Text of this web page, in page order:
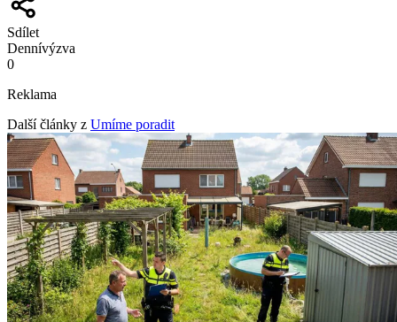
Sdílet
Dennívýzva
0
Reklama
Další články z Umíme poradit